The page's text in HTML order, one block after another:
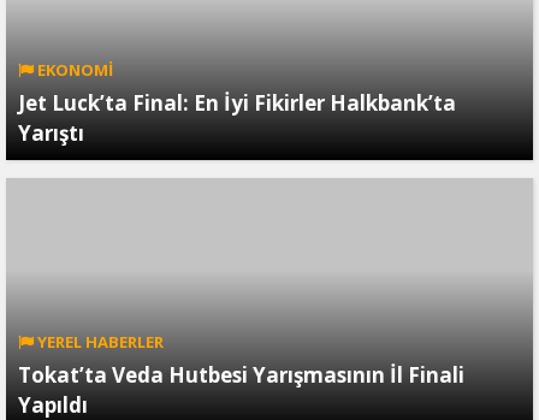
EKONOMİ
Jet Luck’ta Final: En İyi Fikirler Halkbank’ta
Yarıştı
YEREL HABERLER
Tokat’ta Veda Hutbesi Yarışmasının İl Finali
Yapıldı